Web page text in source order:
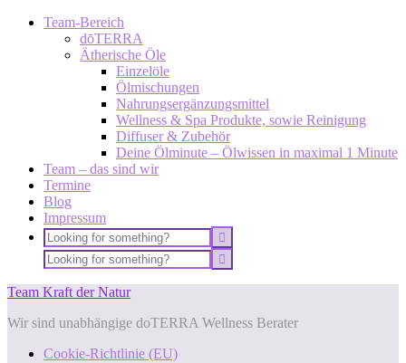
Team-Bereich
dōTERRA
Ätherische Öle
Einzelöle
Ölmischungen
Nahrungsergänzungsmittel
Wellness & Spa Produkte, sowie Reinigung
Diffuser & Zubehör
Deine Ölminute – Ölwissen in maximal 1 Minute
Team – das sind wir
Termine
Blog
Impressum
Team Kraft der Natur
Wir sind unabhängige doTERRA Wellness Berater
Cookie-Richtlinie (EU)